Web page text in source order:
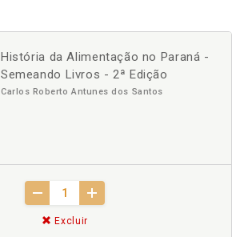
História da Alimentação no Paraná -
Semeando Livros - 2ª Edição
Carlos Roberto Antunes dos Santos
Excluir